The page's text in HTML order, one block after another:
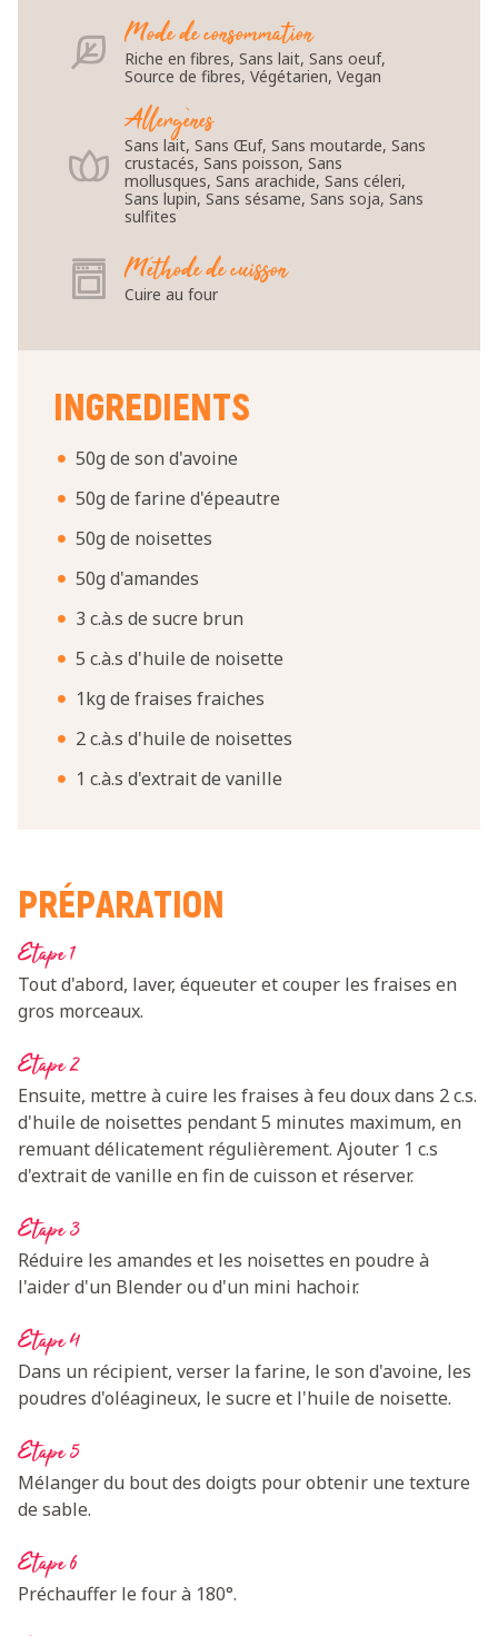
Mode de consommation
Riche en fibres, Sans lait, Sans oeuf,
Source de fibres, Végétarien, Vegan
Allergènes
Sans lait, Sans Œuf, Sans moutarde, Sans
crustacés, Sans poisson, Sans
mollusques, Sans arachide, Sans céleri,
Sans lupin, Sans sésame, Sans soja, Sans
sulfites
Méthode de cuisson
Cuire au four
INGREDIENTS
50g de son d'avoine
50g de farine d'épeautre
50g de noisettes
50g d'amandes
3 c.à.s de sucre brun
5 c.à.s d'huile de noisette
1kg de fraises fraiches
2 c.à.s d'huile de noisettes
1 c.à.s d'extrait de vanille
PRÉPARATION
Etape 1
Tout d'abord, laver, équeuter et couper les fraises en
gros morceaux.
Etape 2
Ensuite, mettre à cuire les fraises à feu doux dans 2 c.s.
d'huile de noisettes pendant 5 minutes maximum, en
remuant délicatement régulièrement. Ajouter 1 c.s
d'extrait de vanille en fin de cuisson et réserver.
Etape 3
Réduire les amandes et les noisettes en poudre à
l'aider d'un Blender ou d'un mini hachoir.
Etape 4
Dans un récipient, verser la farine, le son d'avoine, les
poudres d'oléagineux, le sucre et l'huile de noisette.
Etape 5
Mélanger du bout des doigts pour obtenir une texture
de sable.
Etape 6
Préchauffer le four à 180°.